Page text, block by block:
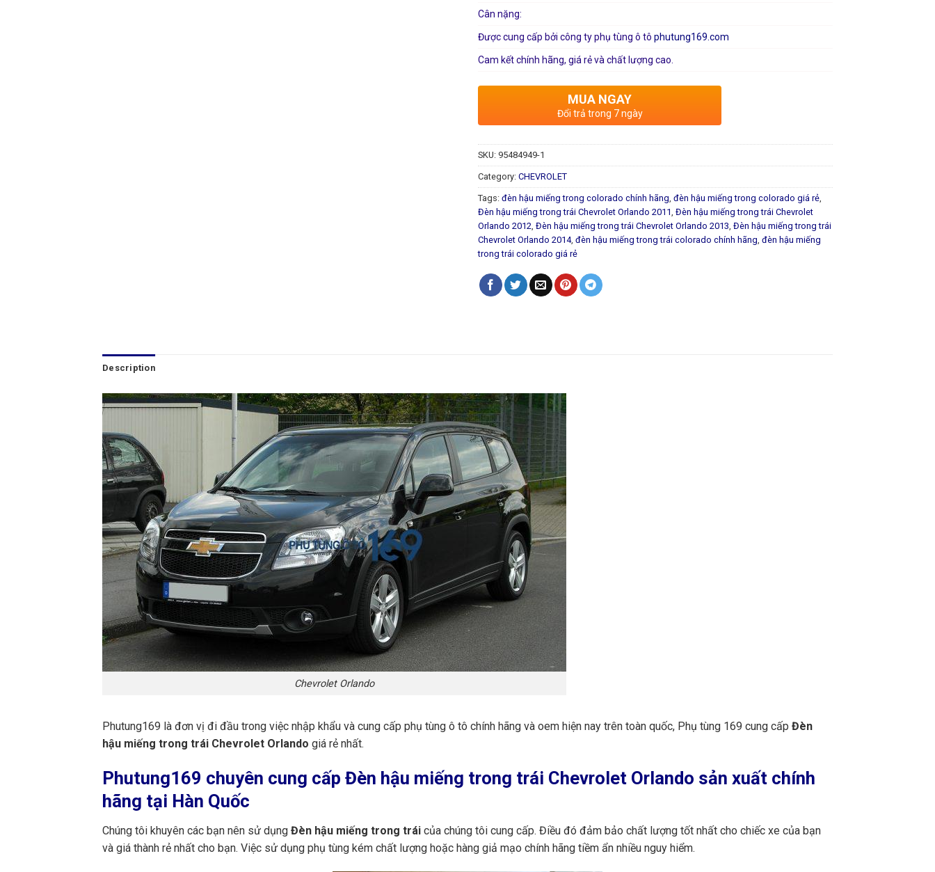
Cân nặng:
Được cung cấp bởi công ty phụ tùng ô tô phutung169.com
Cam kết chính hãng, giá rẻ và chất lượng cao.
MUA NGAY
Đổi trả trong 7 ngày
SKU: 95484949-1
Category: CHEVROLET
Tags: đèn hậu miếng trong colorado chính hãng đèn hậu miếng trong colorado giá rẻ
Đèn hậu miếng trong trái Chevrolet Orlando 2011 Đèn hậu miếng trong trái Chevrolet
Orlando 2012 Đèn hậu miếng trong trái Chevrolet Orlando 2013 Đèn hậu miếng trong trái
Chevrolet Orlando 2014, đèn hậu miếng trong trái colorado chính hãng đèn hậu miếng
trong trái colorado giá rẻ
Description
Chevrolet Orlando
Phutung169 là đơn vị đi đầu trong việc nhập khẩu và cung cấp phụ tùng ô tô chính hãng và oem hiện nay trên toàn quốc, Phụ tùng 169 cung cấp Đèn
hậu miếng trong trái Chevrolet Orlando giá rẻ nhất.
Phutung169 chuyên cung cấp Đèn hậu miếng trong trái Chevrolet Orlando sản xuất chính
hãng tại Hàn Quốc
Chúng tôi khuyên các bạn nên sử dụng Đèn hậu miếng trong trái của chúng tôi cung cấp. Điều đó đảm bảo chất lượng tốt nhất cho chiếc xe của bạn
và giá thành rẻ nhất cho bạn. Việc sử dụng phụ tùng kém chất lượng hoặc hàng giả mạo chính hãng tiềm ẩn nhiều nguy hiểm.